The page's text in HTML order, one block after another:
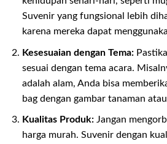
Suvenir yang fungsional lebih
karena mereka dapat
Kesesuaian dengan Tema:
sesuai dengan tema acara.
adalah alam, Anda bisa
bag dengan gambar tanaman
Kualitas Produk:Jangan
harga murah. Suvenir dengan